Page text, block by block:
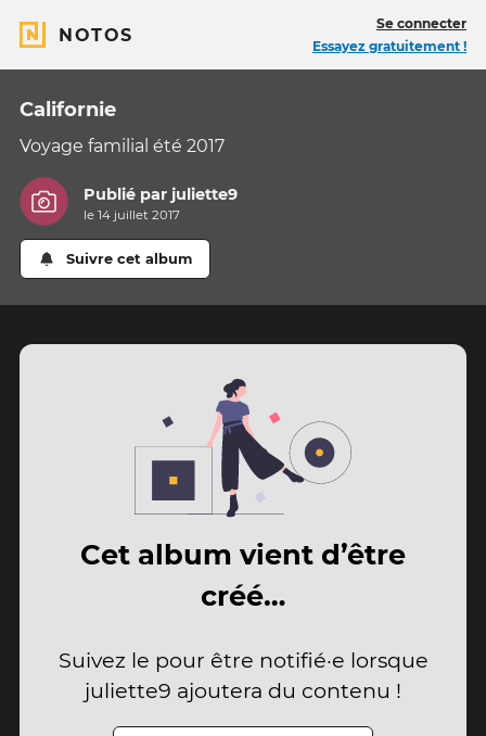
NOTOS
Se connecter
Essayez gratuitement !
Californie
Voyage familial été 2017
Publié par juliette9
le 14 juillet 2017
Suivre cet album
Cet album vient d’être
créé…
Suivez le pour être notifié·e lorsque
juliette9 ajoutera du contenu !